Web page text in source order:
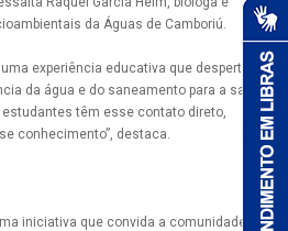
da Águas de Camboriú.
experiência educativa que desperte o
da água e do saneamento para a saúde
têm esse contato direto,
conhecimento”, destaca.
iniciativa que convida a comunidade a